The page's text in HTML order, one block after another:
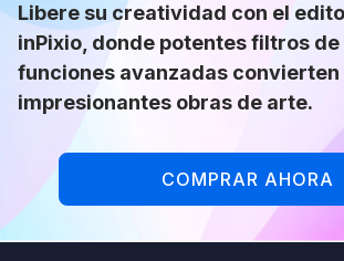
Libere su creatividad con el
inPixio, donde potentes filtros
funciones avanzadas convierten
impresionantes obras de arte.
COMPRAR AHORA